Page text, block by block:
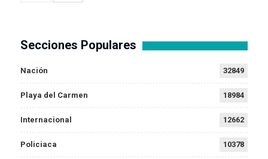
Secciones Populares
Nación 32849
Playa del Carmen 18984
Internacional 12662
Policiaca 10378